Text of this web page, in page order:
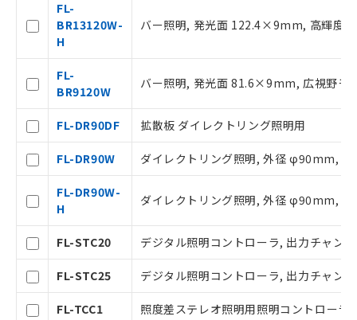
FL-
BR13120W-
H
バー照明, 発光面 122.4×9mm, 高輝度
FL-
BR9120W
バー照明, 発光面 81.6×9mm, 広視野モ
FL-DR90DF 拡散板 ダイレクトリング照明用
FL-DR90W ダイレクトリング照明, 外径 φ90mm, 広
FL-DR90W-
H
ダイレクトリング照明, 外径 φ90mm, 高
FL-STC20 デジタル照明コントローラ, 出力チャン
FL-STC25 デジタル照明コントローラ, 出力チャン
FL-TCC1 照度差ステレオ照明用照明コントローラ
ご利用条件
以下の条件をお読みいただき、同意のうえ